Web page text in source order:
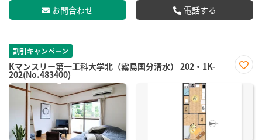
お問合わせ 電話する
割引キャンペーン
Kマンスリー第一工科大学北（霧島国分清水） 202・1K-
202(No.483400)
に入